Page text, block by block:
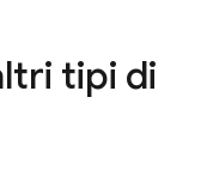
tipi di